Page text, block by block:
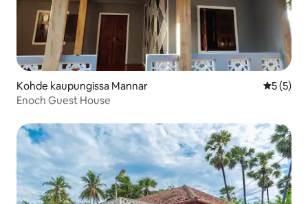
Kohde kaupungissa Mannar
5 (5)
Enoch Guest House